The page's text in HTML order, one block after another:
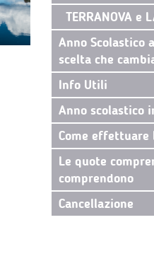
TERRANOVA e
Anno Scolastico
scelta che
Info Utili
Anno scolastico
Come effettuare
Le quote
comprendono
Cancellazione